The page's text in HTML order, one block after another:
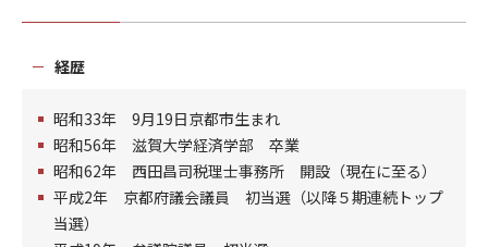
経歴
昭和33年 9月19日京都市生まれ
昭和56年 滋賀大学経済学部 卒業
昭和62年 西田昌司税理士事務所 開設（現在に至る）
平成2年 京都府議会議員 初当選（以降５期連続トップ
当選）